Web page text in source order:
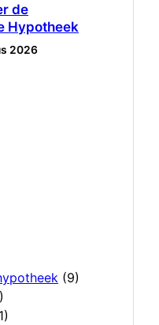
de
Hypotheek
2026
(9)